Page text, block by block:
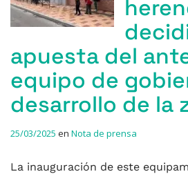
apuesta del
equipo de
desarrollo de la
25/03/2025 en Nota de prensa
La inauguración de este